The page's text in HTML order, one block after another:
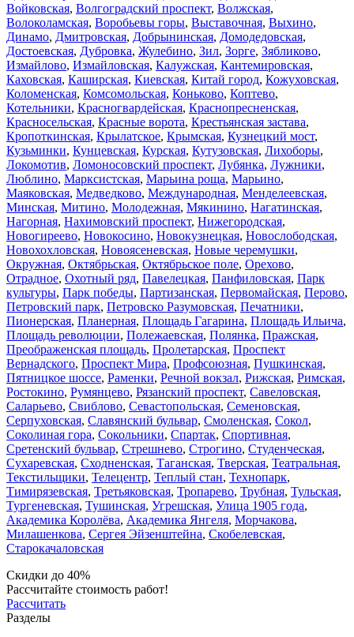
Войковская, Волгоградский проспект, Волжская,
Волоколамская, Воробьевы горы, Выставочная, Выхино,
Динамо, Дмитровская, Добрынинская, Домодедовская,
Достоевская, Дубровка, Жулебино, Зил, Зорге, Зябликово,
Измайлово, Измайловская, Калужская, Кантемировская,
Каховская, Каширская, Киевская, Китай город, Кожуховская,
Коломенская, Комсомольская, Коньково, Коптево,
Котельники, Красногвардейская, Краснопресненская,
Красносельская, Красные ворота, Крестьянская застава,
Кропоткинская, Крылатское, Крымская, Кузнецкий мост,
Кузьминки, Кунцевская, Курская, Кутузовская, Лихоборы,
Локомотив, Ломоносовский проспект, Лубянка, Лужники,
Люблино, Марксистская, Марьина роща, Марьино,
Маяковская, Медведково, Международная, Менделеевская,
Минская, Митино, Молодежная, Мякинино, Нагатинская,
Нагорная, Нахимовский проспект, Нижегородская,
Новогиреево, Новокосино, Новокузнецкая, Новослободская,
Новохохловская, Новоясеневская, Новые черемушки,
Окружная, Октябрьская, Октябрьское поле, Орехово,
Отрадное, Охотный ряд, Павелецкая, Панфиловская, Парк
культуры, Парк победы, Партизанская, Первомайская, Перово,
Петровский парк, Петровско Разумовская, Печатники,
Пионерская, Планерная, Площадь Гагарина, Площадь Ильича,
Площадь революции, Полежаевская, Полянка, Пражская,
Преображенская площадь, Пролетарская, Проспект
Вернадского, Проспект Мира, Профсоюзная, Пушкинская,
Пятницкое шоссе, Раменки, Речной вокзал, Рижская, Римская,
Ростокино, Румянцево, Рязанский проспект, Савеловская,
Саларьево, Свиблово, Севастопольская, Семеновская,
Серпуховская, Славянский бульвар, Смоленская, Сокол,
Соколиная гора, Сокольники, Спартак, Спортивная,
Сретенский бульвар, Стрешнево, Строгино, Студенческая,
Сухаревская, Сходненская, Таганская, Тверская, Театральная,
Текстильщики, Телецентр, Теплый стан, Технопарк,
Тимирязевская, Третьяковская, Тропарево, Трубная, Тульская,
Тургеневская, Тушинская, Угрешская, Улица 1905 года,
Академика Королёва, Академика Янгеля, Морчакова,
Милашенкова, Сергея Эйзенштейна, Скобелевская,
Старокачаловская
Скидки до 40%
Рассчитайте стоимость работ!
Рассчитать
Разделы